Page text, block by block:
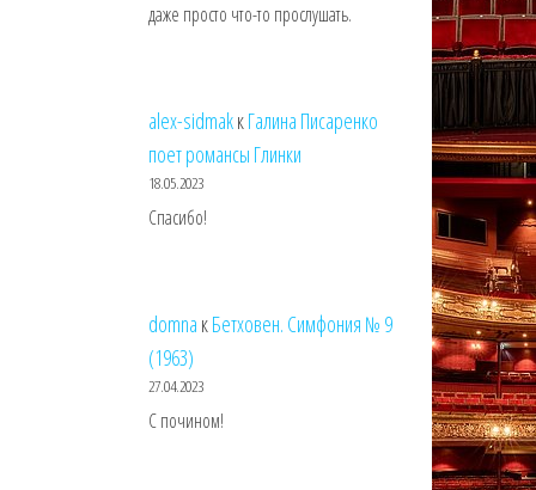
даже просто что-то прослушать.
alex-sidmakкГалина Писаренко
поет романсы Глинки
18.05.2023
Спасибо!
domna кБетховен. Симфония № 9
(1963)
27.04.2023
С почином!